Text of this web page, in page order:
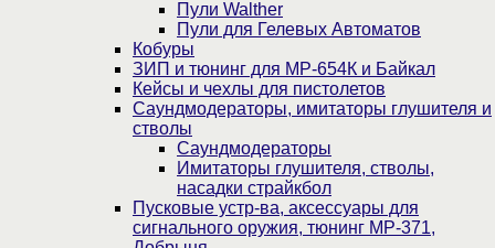
Пули Walther
Пули для Гелевых Автоматов
Кобуры
ЗИП и тюнинг для МР-654К и Байкал
Кейсы и чехлы для пистолетов
Саундмодераторы, имитаторы глушителя и
стволы
Саундмодераторы
Имитаторы глушителя, стволы,
насадки страйкбол
Пусковые устр-ва, аксессуары для
сигнального оружия, тюнинг МР-371,